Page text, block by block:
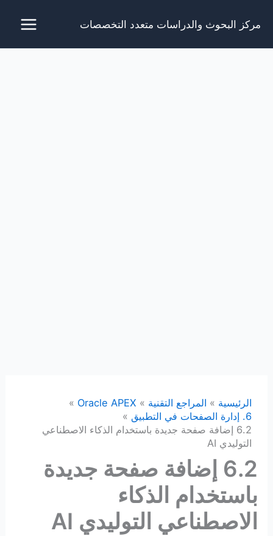
مركز البحوث والدراسات متعدد التخصصات
الرئيسية المراجع التقنية
Oracle APEX
6. إدارة الصفحات في التطبيق
6.2 إضافة صفحة جديدة باستخدام الذكاء الاصطناعي
التوليدي AI
6.2 إضافة صفحة جديدة
باستخدام الذكاء
الاصطناعي التوليدي AI